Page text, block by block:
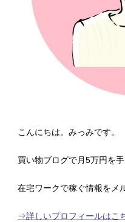
こんにちは。みっみです。
買い物ブログで月5万円を
在宅ワークで稼ぐ情報をメ
⇒詳しいプロフィールはこ